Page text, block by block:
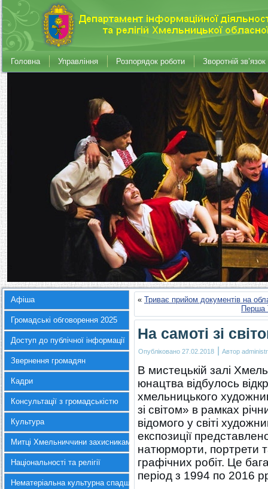
Головна Управління Розпорядок роботи Зворотній зв’язок
Афіша
Громадські обговорення 2025
Доступ до публічної інформації
Звернення громадян
Кадри
Консультації з громадськістю
Культура
Митці Хмельниччини захисникам України
Національності та релігії
Нематеріальна культурна спадщина
« Триває прийом документів на
Перша
На самоті зі
Опубліковано 27.02.2018 | Автор
В мистецькій залі
юнацтва відбулось
хмельницького
зі світом» в рамках
відомого у світі
експозиції
натюрморти, портрети
графічних робіт. Це
період з 1994 по 2016